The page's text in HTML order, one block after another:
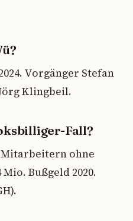
Vorgänger Stefan
Klingbeil.
Fall?
ohne
Bußgeld 2020.